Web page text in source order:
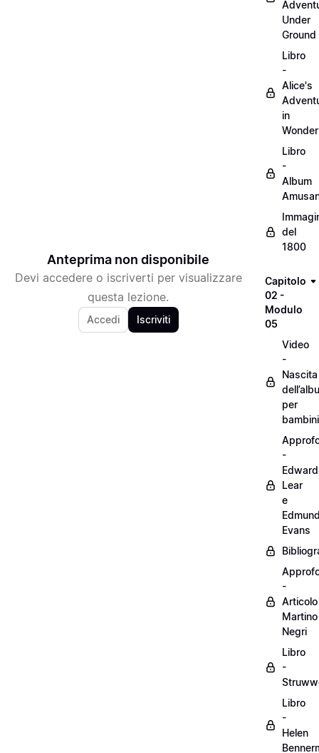
Anteprima non disponibile
Devi accedere o iscriverti per visualizzare
questa lezione.
Accedi Iscriviti
Under
Ground
Libro
-
Alice's
in
Libro
-
Album
del
1800
Capitolo
02 -
Modulo
05
Video
-
Nascita
per
bambini
-
Edward
Lear
e
Evans
-
Articolo
Martino
Negri
Libro
-
Libro
-
Helen